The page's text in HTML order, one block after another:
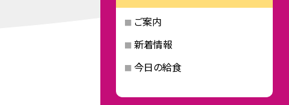
ご案内
新着情報
今日の給食